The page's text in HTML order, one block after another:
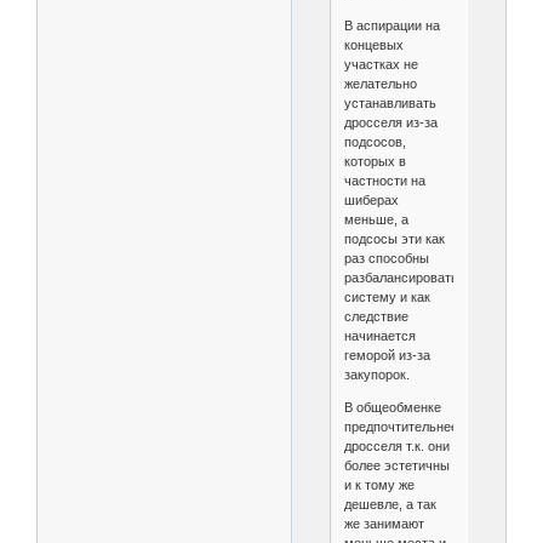
В аспирации на
концевых
участках не
желательно
устанавливать
дросселя из-за
подсосов,
которых в
частности на
шиберах
меньше, а
подсосы эти как
раз способны
разбалансировать
систему и как
следствие
начинается
геморой из-за
закупорок.
В общеобменке
предпочтительнее
дросселя т.к. они
более эстетичны
и к тому же
дешевле, а так
же занимают